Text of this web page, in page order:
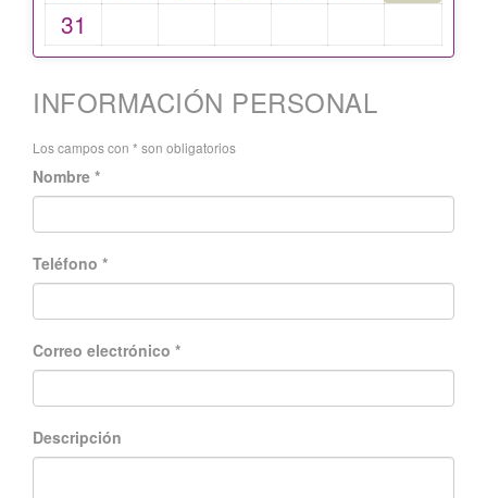
31
INFORMACIÓN PERSONAL
Los campos con * son obligatorios
Nombre *
Teléfono *
Correo electrónico *
Descripción